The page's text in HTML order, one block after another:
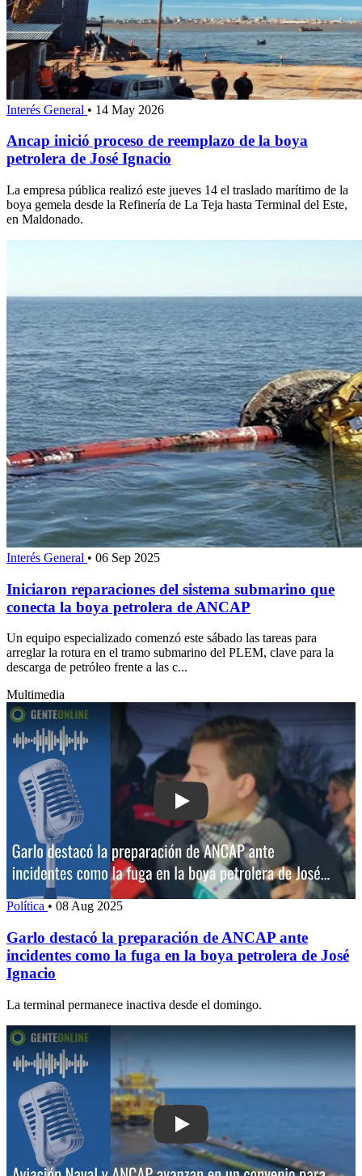
Interés General • 14 May 2026
Ancap inició proceso de reemplazo de la boya
petrolera de José Ignacio
La empresa pública realizó este jueves 14 el traslado marítimo de la
boya gemela desde la Refinería de La Teja hasta Terminal del Este,
en Maldonado.
Interés General • 06 Sep 2025
Iniciaron reparaciones del sistema submarino que
conecta la boya petrolera de ANCAP
Un equipo especializado comenzó este sábado las tareas para
arreglar la rotura en el tramo submarino del PLEM, clave para la
descarga de petróleo frente a las c...
Multimedia
Play: Garlo destacó la preparación
Política • 08 Aug 2025
Garlo destacó la preparación de ANCAP ante
incidentes como la fuga en la boya petrolera de José
Ignacio
La terminal permanece inactiva desde el domingo.
Play: Aviación Naval y ANCAP